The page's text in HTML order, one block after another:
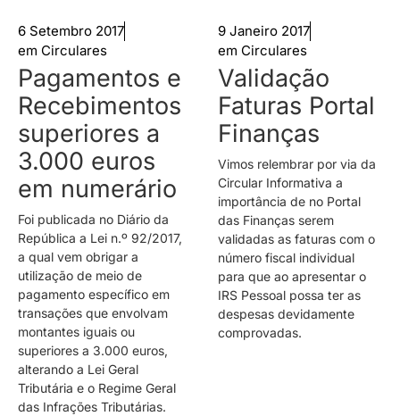
6 Setembro 2017
em Circulares
Pagamentos e
Recebimentos
superiores a
3.000 euros
em numerário
Foi publicada no Diário da
República a Lei n.º 92/2017,
a qual vem obrigar a
utilização de meio de
pagamento específico em
transações que envolvam
montantes iguais ou
superiores a 3.000 euros,
alterando a Lei Geral
Tributária e o Regime Geral
das Infrações Tributárias.
9 Janeiro 2017
em Circulares
Validação
Faturas Portal
Finanças
Vimos relembrar por via da
Circular Informativa a
importância de no Portal
das Finanças serem
validadas as faturas com o
número fiscal individual
para que ao apresentar o
IRS Pessoal possa ter as
despesas devidamente
comprovadas.